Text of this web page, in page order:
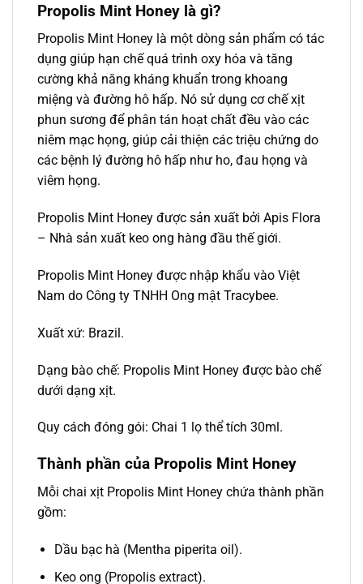
Propolis Mint Honey là gì?
Propolis Mint Honey là một dòng sản phẩm có tác
dụng giúp hạn chế quá trình oxy hóa và tăng
cường khả năng kháng khuẩn trong khoang
miệng và đường hô hấp. Nó sử dụng cơ chế xịt
phun sương để phân tán hoạt chất đều vào các
niêm mạc họng, giúp cải thiện các triệu chứng do
các bệnh lý đường hô hấp như ho, đau họng và
viêm họng.
Propolis Mint Honey được sản xuất bởi Apis Flora
– Nhà sản xuất keo ong hàng đầu thế giới.
Propolis Mint Honey được nhập khẩu vào Việt
Nam do Công ty TNHH Ong mật Tracybee.
Xuất xứ: Brazil.
Dạng bào chế: Propolis Mint Honey được bào chế
dưới dạng xịt.
Quy cách đóng gói: Chai 1 lọ thể tích 30ml.
Thành phần của Propolis Mint Honey
Mỗi chai xịt Propolis Mint Honey chứa thành phần
gồm:
Dầu bạc hà (Mentha piperita oil).
Keo ong (Propolis extract).